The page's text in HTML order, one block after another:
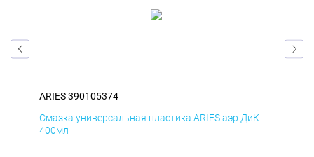
ARIES 390105374
Смазка универсальная пластика ARIES аэр ДиК
400мл